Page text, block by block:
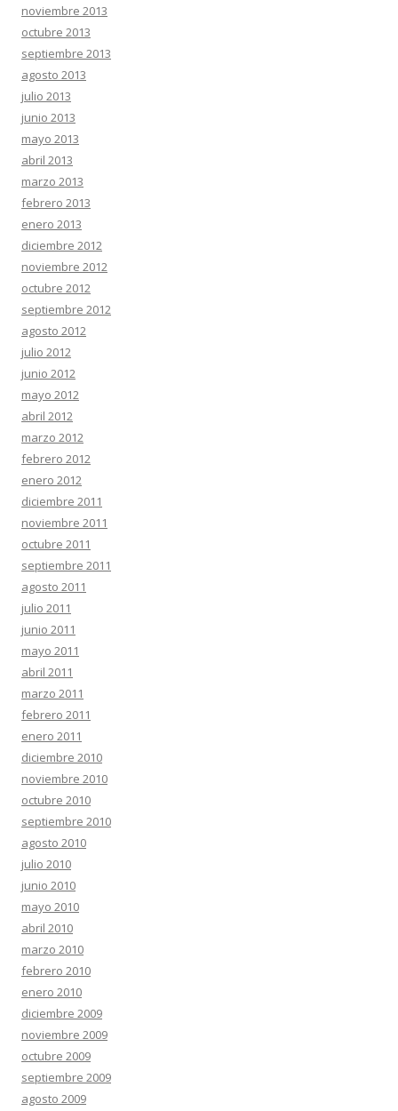
noviembre 2013
octubre 2013
septiembre 2013
agosto 2013
julio 2013
junio 2013
mayo 2013
abril 2013
marzo 2013
febrero 2013
enero 2013
diciembre 2012
noviembre 2012
octubre 2012
septiembre 2012
agosto 2012
julio 2012
junio 2012
mayo 2012
abril 2012
marzo 2012
febrero 2012
enero 2012
diciembre 2011
noviembre 2011
octubre 2011
septiembre 2011
agosto 2011
julio 2011
junio 2011
mayo 2011
abril 2011
marzo 2011
febrero 2011
enero 2011
diciembre 2010
noviembre 2010
octubre 2010
septiembre 2010
agosto 2010
julio 2010
junio 2010
mayo 2010
abril 2010
marzo 2010
febrero 2010
enero 2010
diciembre 2009
noviembre 2009
octubre 2009
septiembre 2009
agosto 2009